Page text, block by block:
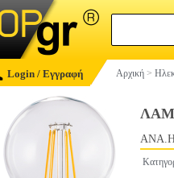
Login / Εγγραφή Αρχική >